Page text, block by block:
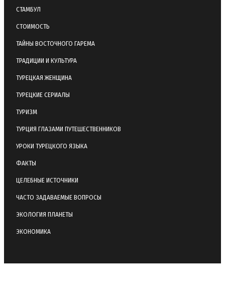
СТАМБУЛ
СТОИМОСТЬ
ТАЙНЫ ВОСТОЧНОГО ГАРЕМА
ТРАДИЦИИ И КУЛЬТУРА
ТУРЕЦКАЯ ЖЕНЩИНА
ТУРЕЦКИЕ СЕРИАЛЫ
ТУРИЗМ
ТУРЦИЯ ГЛАЗАМИ ПУТЕШЕСТВЕННИКОВ
УРОКИ ТУРЕЦКОГО ЯЗЫКА
ФАКТЫ
ЦЕЛЕБНЫЕ ИСТОЧНИКИ
ЧАСТО ЗАДАВАЕМЫЕ ВОПРОСЫ
ЭКОЛОГИЯ ПЛАНЕТЫ
ЭКОНОМИКА